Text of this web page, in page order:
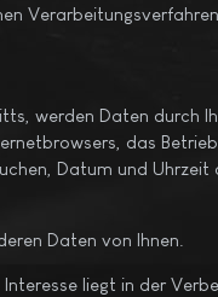
werden Daten durch
das
Datum und Uhrzeit
Daten von Ihnen.
liegt in der